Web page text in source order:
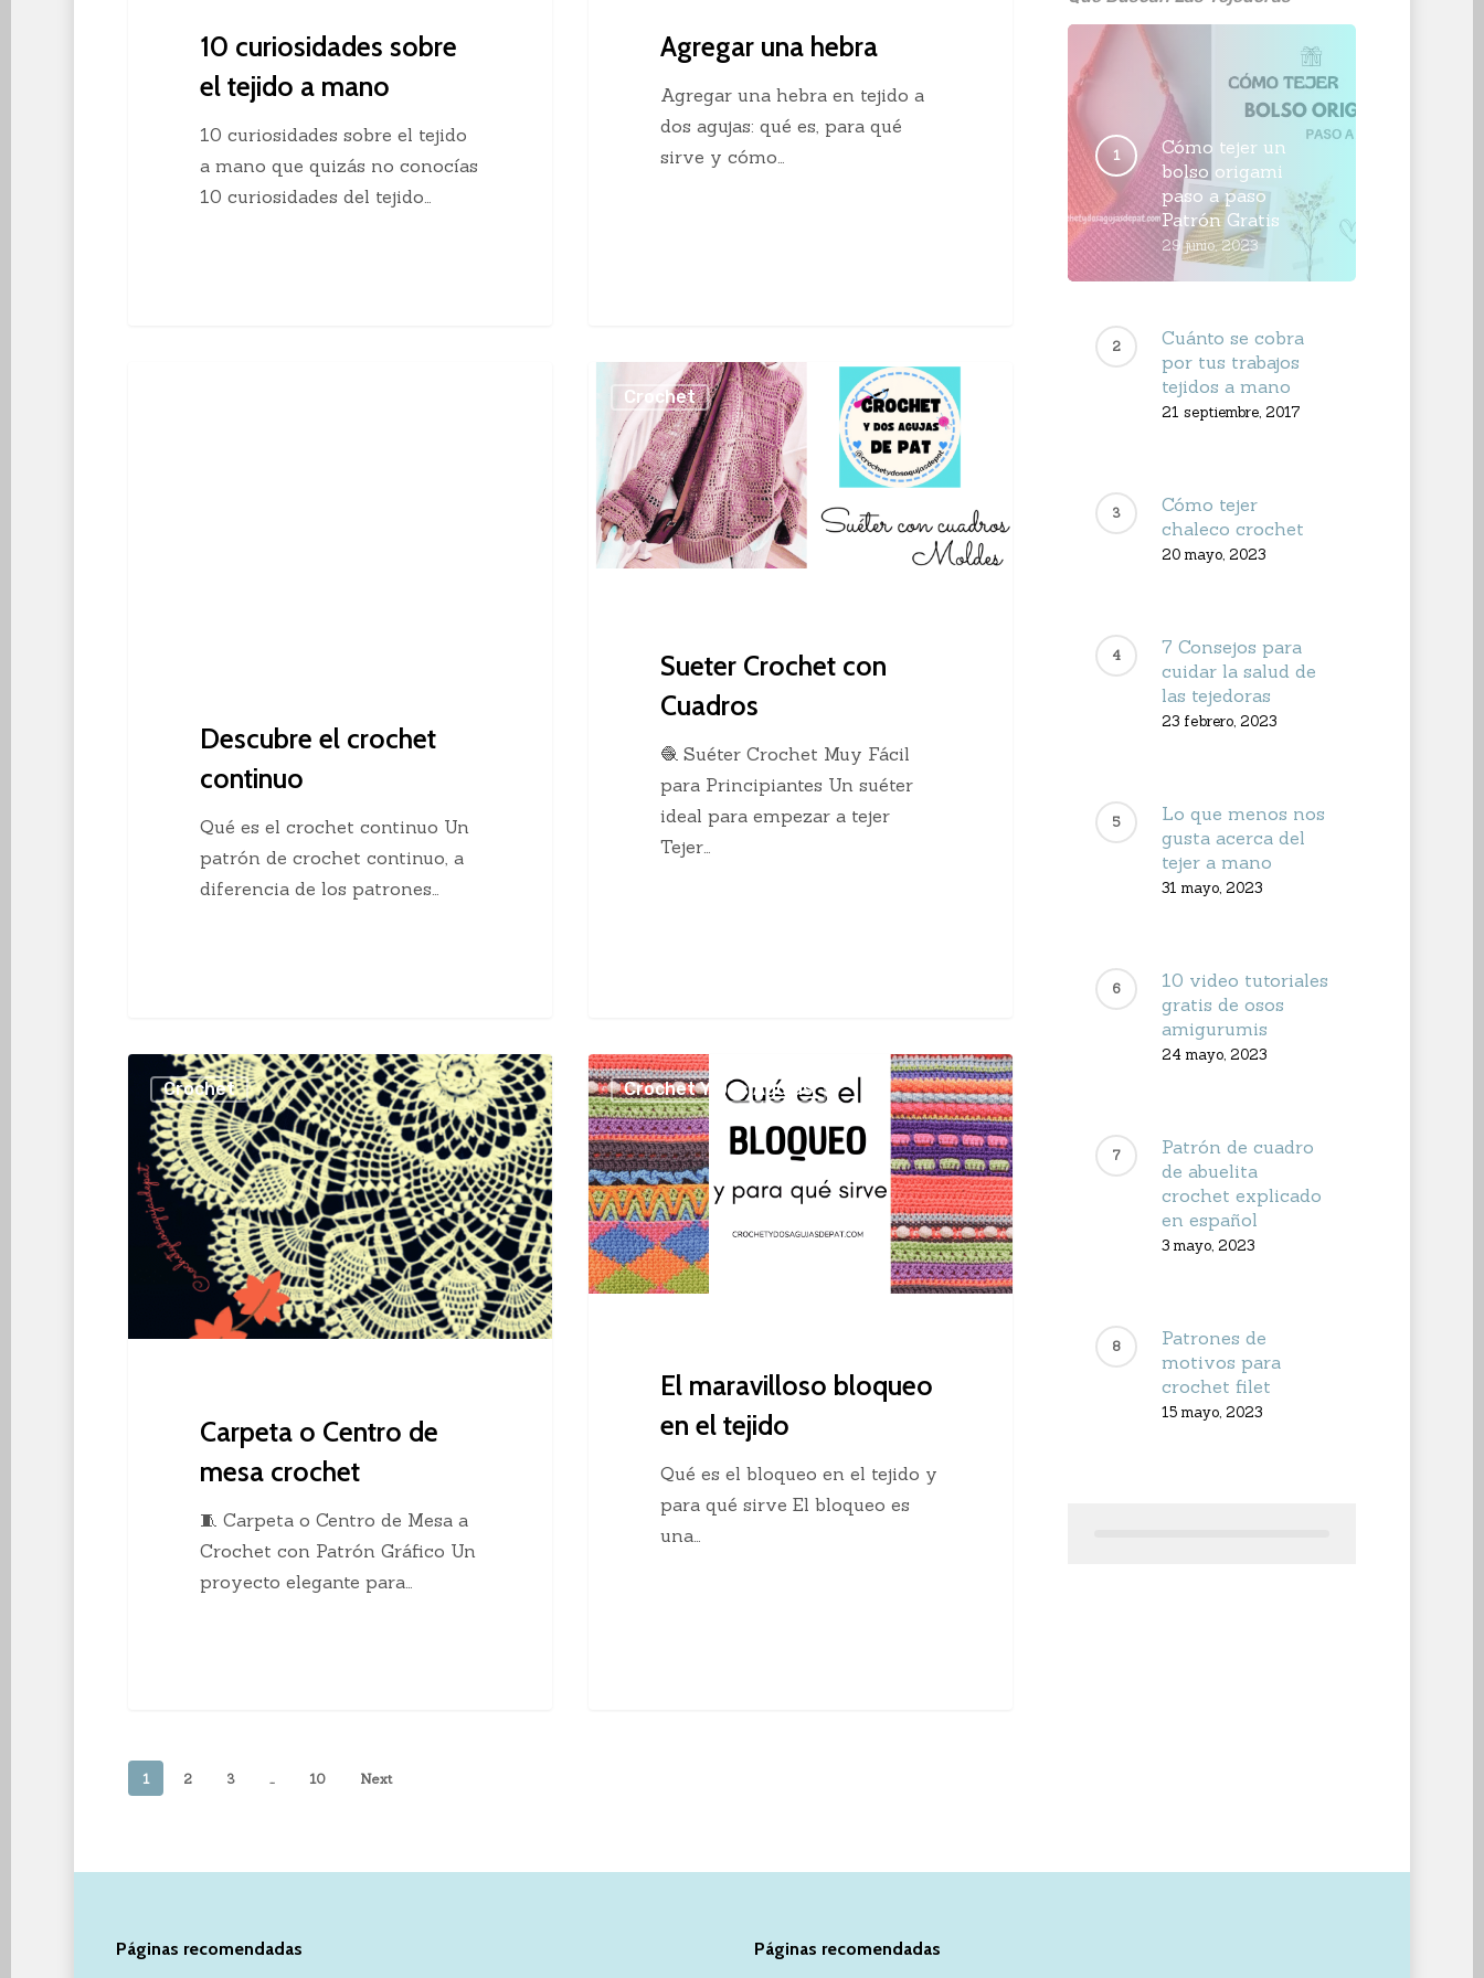
10 curiosidades sobre
el tejido a mano
10 curiosidades sobre el tejido
a mano que quizás no conocías
10 curiosidades del tejido…
Agregar una hebra
Agregar una hebra en tejido a
dos agujas: qué es, para qué
sirve y cómo…
Descubre el crochet
continuo
Qué es el crochet continuo Un
patrón de crochet continuo, a
diferencia de los patrones…
Crochet
con
Cuadros
Crochet
Sueter Crochet con
Cuadros
🧶 Suéter Crochet Muy Fácil
para Principiantes Un suéter
ideal para empezar a tejer
Tejer…
Carpeta
Centro
de
mesa
crochet
Crochet
Carpeta o Centro de
mesa crochet
🧵 Carpeta o Centro de Mesa a
Crochet con Patrón Gráfico Un
proyecto elegante para…
El
maravilloso
bloqueo
en
el
tejido
Crochet Y Dos Agujas
El maravilloso bloqueo
en el tejido
Qué es el bloqueo en el tejido y
para qué sirve El bloqueo es
una…
1 2 3 … 10 Next
Cómo tejer un
bolso origami
paso a paso
Patrón Gratis
29 junio, 2023
Cuánto se cobra
por tus trabajos
tejidos a mano
21 septiembre, 2017
Cómo tejer
chaleco crochet
20 mayo, 2023
7 Consejos para
cuidar la salud de
las tejedoras
23 febrero, 2023
Lo que menos nos
gusta acerca del
tejer a mano
31 mayo, 2023
10 video tutoriales
gratis de osos
amigurumis
24 mayo, 2023
Patrón de cuadro
de abuelita
crochet explicado
en español
3 mayo, 2023
Patrones de
motivos para
crochet filet
15 mayo, 2023
Páginas recomendadas Páginas recomendadas